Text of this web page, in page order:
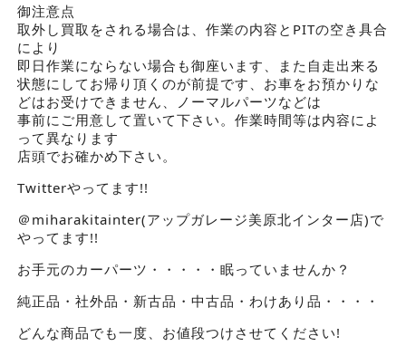
御注意点
取外し買取をされる場合は、作業の内容とPITの空き具合
により
即日作業にならない場合も御座います、また自走出来る
状態にしてお帰り頂くのが前提です、お車をお預かりな
どはお受けできません、ノーマルパーツなどは
事前にご用意して置いて下さい。作業時間等は内容によ
って異なります
店頭でお確かめ下さい。
Twitterやってます!!
＠miharakitainter(アップガレージ美原北インター店)で
やってます!!
お手元のカーパーツ・・・・・眠っていませんか？
純正品・社外品・新古品・中古品・わけあり品・・・・
どんな商品でも一度、お値段つけさせてください!